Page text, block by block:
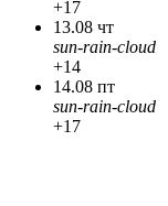
+17
13.08 чт
sun-rain-cloud
+14
14.08 пт
sun-rain-cloud
+17